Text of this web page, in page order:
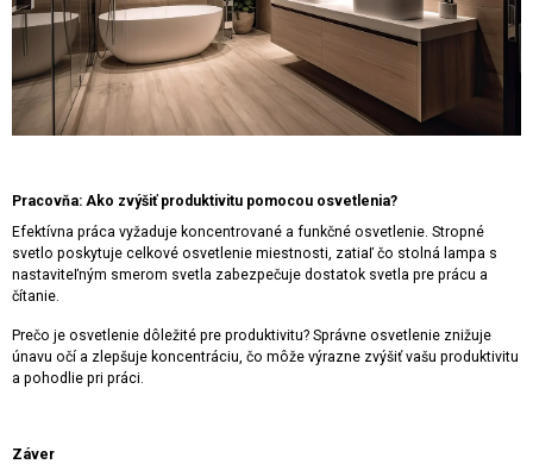
Pracovňa: Ako zvýšiť produktivitu pomocou osvetlenia?
Efektívna práca vyžaduje koncentrované a funkčné osvetlenie. Stropné
svetlo poskytuje celkové osvetlenie miestnosti, zatiaľ čo stolná lampa s
nastaviteľným smerom svetla zabezpečuje dostatok svetla pre prácu a
čítanie.
Prečo je osvetlenie dôležité pre produktivitu? Správne osvetlenie znižuje
únavu očí a zlepšuje koncentráciu, čo môže výrazne zvýšiť vašu produktivitu
a pohodlie pri práci.
Záver